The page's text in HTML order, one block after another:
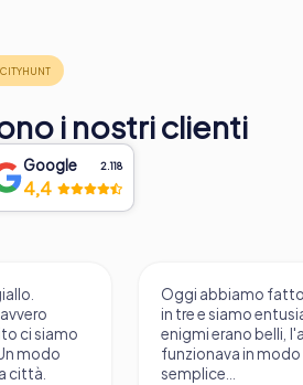
i nostri clienti
Google 2.118
4,4
ci siamo
modo
città.
Oggi abbiamo fatto
in tre e siamo
enigmi erano belli,
funzionava in
semplice...